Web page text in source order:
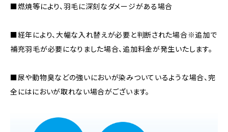
■燃焼等により、羽毛に深刻なダメージがある場合
■経年により、大幅な入れ替えが必要と判断された場合※追加で
補充羽毛が必要になりました場合、追加料金が発生いたします。
■尿や動物臭などの強いにおいが染みついているような場合、完
全にはにおいが取れない場合がございます。